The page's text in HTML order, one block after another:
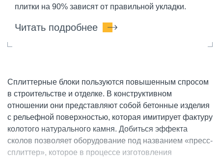
плитки на 90% зависят от правильной укладки.
Читать подробнее
Сплиттерные блоки пользуются повышенным спросом
в строительстве и отделке. В конструктивном
отношении они представляют собой бетонные изделия
с рельефной поверхностью, которая имитирует фактуру
колотого натурального камня. Добиться эффекта
сколов позволяет оборудование под названием «пресс-
сплиттер», которое в процессе изготовления